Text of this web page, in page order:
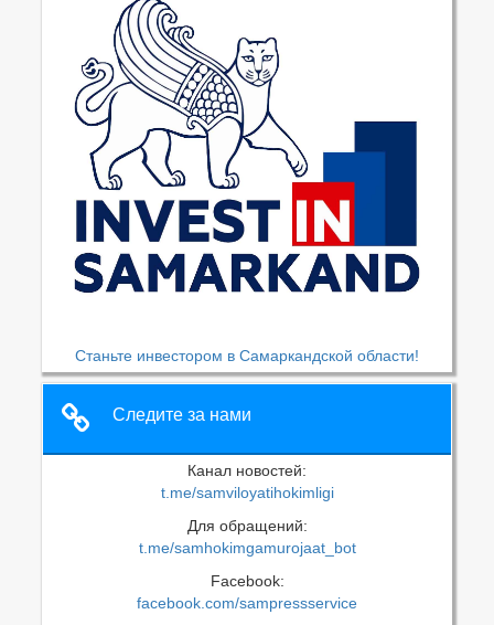
Станьте инвестором в Самаркандской области!
Следите за нами
Канал новостей:
t.me/samviloyatihokimligi
Для обращений:
t.me/samhokimgamurojaat_bot
Facebook:
facebook.com/sampressservice